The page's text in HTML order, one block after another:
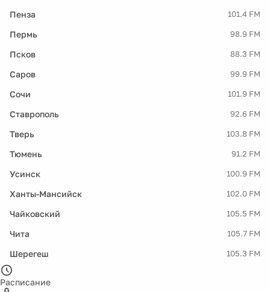
Пенза 101.4 FM
Пермь 98.9 FM
Псков 88.3 FM
Саров 99.9 FM
Сочи 101.9 FM
Ставрополь 92.6 FM
Тверь 103.8 FM
Тюмень 91.2 FM
Усинск 100.9 FM
Ханты-Мансийск 102.0 FM
Чайковский 105.5 FM
Чита 105.7 FM
Шерегеш 105.3 FM
Расписание